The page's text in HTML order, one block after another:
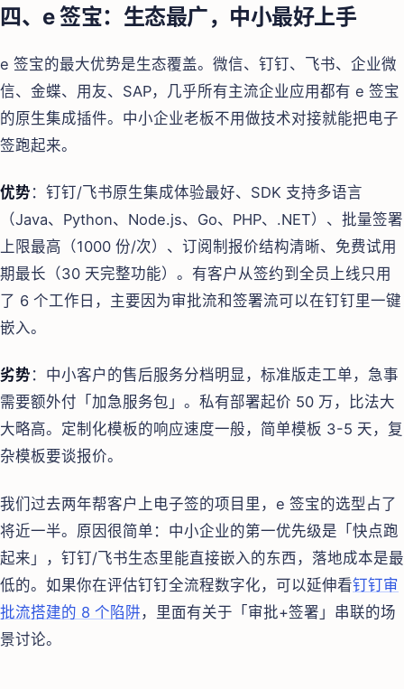
四、e 签宝：生态最广，中小最好上手
e 签宝的最大优势是生态覆盖。微信、钉钉、飞书、企业微
信、金蝶、用友、SAP，几乎所有主流企业应用都有 e 签宝
的原生集成插件。中小企业老板不用做技术对接就能把电子
签跑起来。
优势 ：钉钉/飞书原生集成体验最好、SDK 支持多语言
（Java、Python、Node.js、Go、PHP、.NET）、批量签署
上限最高（1000 份/次）、订阅制报价结构清晰、免费试用
期最长（30 天完整功能）。有客户从签约到全员上线只用
了 6 个工作日，主要因为审批流和签署流可以在钉钉里一键
嵌入。
劣势 ：中小客户的售后服务分档明显，标准版走工单，急事
需要额外付「加急服务包」。私有部署起价 50 万，比法大
大略高。定制化模板的响应速度一般，简单模板 3-5 天，复
杂模板要谈报价。
我们过去两年帮客户上电子签的项目里，e 签宝的选型占了
将近一半。原因很简单：中小企业的第一优先级是「快点跑
起来」，钉钉/飞书生态里能直接嵌入的东西，落地成本是最
低的。如果你在评估钉钉全流程数字化，可以延伸看钉钉审
批流搭建的 8 个陷阱 ，里面有关于「审批+签署」串联的场
景讨论。